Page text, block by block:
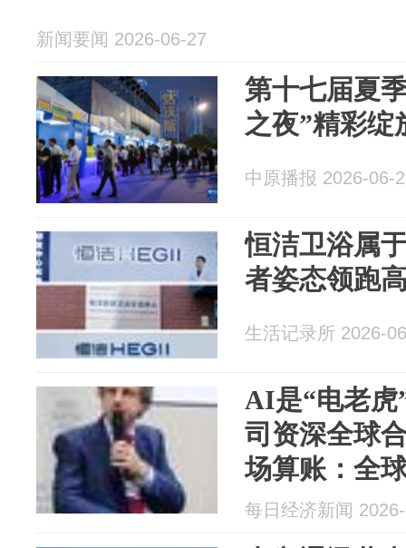
新闻要闻 2026-06-27
第十七届夏
之夜”精彩绽
中原播报 2026-06-
恒洁卫浴属
者姿态领跑
生活记录所 2026-
AI是“电老虎
司资深全球
场算账：全
仅占约10%
每日经济新闻